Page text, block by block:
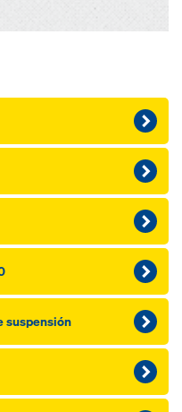
suspensión